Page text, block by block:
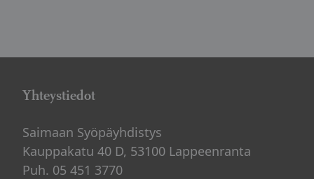
Yhteystiedot
Saimaan Syöpäyhdistys
Kauppakatu 40 D, 53100 Lappeenranta
Puh. 05 451 3770